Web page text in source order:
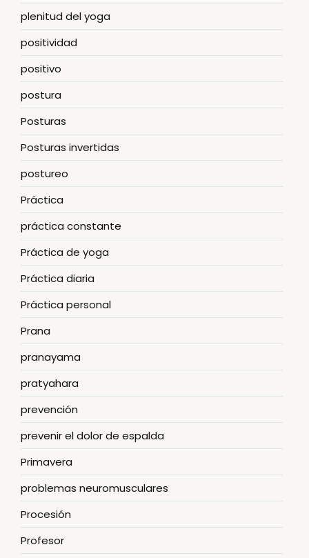
plenitud del yoga
positividad
positivo
postura
Posturas
Posturas invertidas
postureo
Práctica
práctica constante
Práctica de yoga
Práctica diaria
Práctica personal
Prana
pranayama
pratyahara
prevención
prevenir el dolor de espalda
Primavera
problemas neuromusculares
Procesión
Profesor